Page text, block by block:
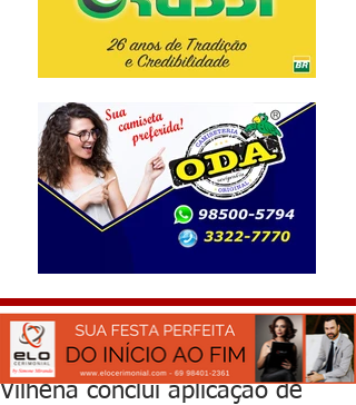
Vilhena conclui aplicação de